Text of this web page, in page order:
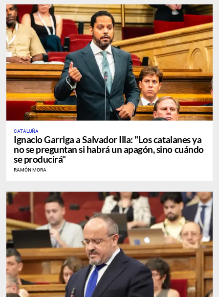
CATALUÑA
Ignacio Garriga a Salvador Illa: "Los catalanes ya
no se preguntan si habrá un apagón, sino cuándo
se producirá"
RAMÓN MORA